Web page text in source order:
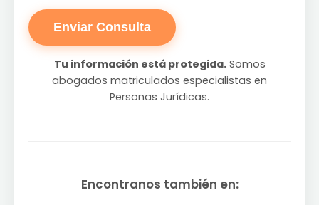
Enviar Consulta
Tu información está protegida.Somos
abogados matriculados especialistas en
Personas Jurídicas.
Encontranos también en: